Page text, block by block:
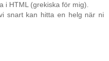
i HTML (grekiska för mig).
snart kan hitta en helg när ni